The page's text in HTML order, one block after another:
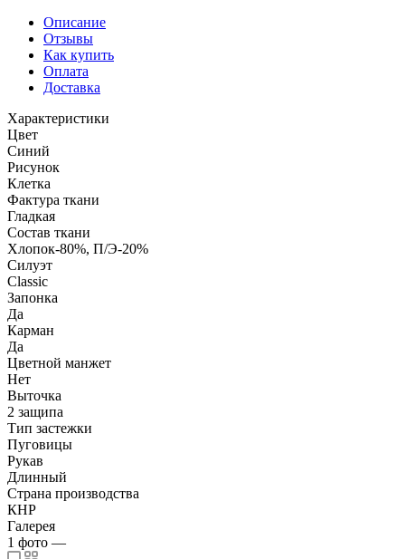
Описание
Отзывы
Как купить
Оплата
Доставка
Характеристики
Цвет
Синий
Рисунок
Клетка
Фактура ткани
Гладкая
Состав ткани
Хлопок-80%, П/Э-20%
Силуэт
Classic
Запонка
Да
Карман
Да
Цветной манжет
Нет
Выточка
2 защипа
Тип застежки
Пуговицы
Рукав
Длинный
Страна производства
КНР
Галерея
1 фото —